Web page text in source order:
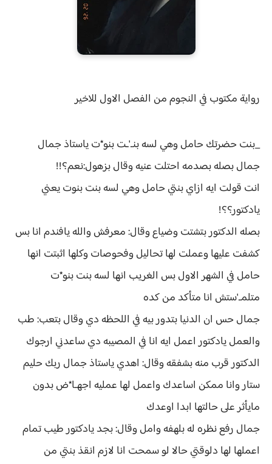
رواية مكتوب في النجوم من الفصل الاول للاخير
_بنت حضرتك حامل وهي لسه بنـ'ـت بنو*ت ياستاذ جمال
جمال بصله بصدمه احتلت عنيه وقال بزهول:نعم؟!!
انت قولت ايه ازاي بنتي حامل وهي لسه بنت بنوت يعني
يادكتور؟؟!
بصله الدكتور بتشتت وضياع وقال: معرفش والله يافندم انا بس
كشفت عليها وعملت لها تحاليل وفحوصات وكلها اثبتت انها
حامل في الشهر الاول بس الغريب انها لسه بنت بنو*ت
متلمـ'ستش انا متأكد من كده
جمال حس ان الدنيا بتدور بيه في اللحظه دي وقال بتعب: طب
والعمل يادكتور اعمل ايه انا في المصيبه دي ساعدني ارجوك
الدكتور قرب منه بشفقه وقال: اهدي ياستاذ جمال ربك حليم
ستار وانا ممكن اساعدك واعمل لها عمليه اجهـا*ض بدون
مايأثر على حالتها ابدا اوعدك
جمال رفع نظره له بلهفه وامل وقال: بجد يادكتور طيب تمام
اعملها لها دلوقتي حالا لو سمحت انا لازم انقذ بنتي من